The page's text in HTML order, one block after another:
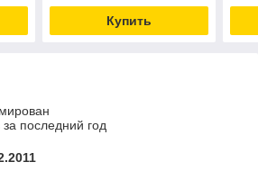
Купить
последний год